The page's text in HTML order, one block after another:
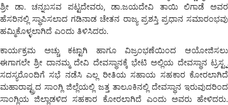
ಶ್ರೀ ಡಾ. ಚನ್ನಬಸವ ಪಟ್ಟದೇವರು, ಡಾ.ಜಯದೇವಿ ತಾಯಿ ಲಿಗಾಡೆ ಅವರ
ಹೆಸರಿನಲ್ಲಿ ಸ್ಥಾಪಿಸಲಾದ ಗಡಿನಾಡ ಚೇತನ ರಾಜ್ಯ ಪ್ರಶಸ್ತಿ ಪ್ರಧಾನ ಸಮಾರಂಭವು
ಹಮ್ಮಿಕೊಳ್ಳಲಾಗಿದೆ ಎಂದು ತಿಳಿಸಿದರು.
ಕಾರ್ಯಕ್ರಮ ಅಚ್ಚು ಕಟ್ಟಾಗಿ ಹಾಗೂ ವಿಜ್ರಂಭಣೆಯಿಂದ ಆಯೋಜಿಸಲು
ಈಗಾಗಲೇ ಶ್ರೀ ದಾನಮ್ಮ ದೇವಿ ದೇವಸ್ಥಾನಕ್ಕೆ ಭೇಟಿ ಅಲ್ಲಿಯ ದೇವಸ್ಥಾನ ಟ್ರಸ್ಟ್ನ
ಸದಸ್ಯರೊಂದಿಗೆ ಸಭೆ ನಡೆಸಿ ಎಲ್ಲ ರೀತಿಯ ಸಹಾಯ ಸಹಕಾರ ಕೋರಲಾಗಿದೆ
ಮಹಾರಾಷ್ಟ್ರದ ಸಾಂಗ್ಲಿ ಜಿಲ್ಲೆಯಲ್ಲಿ ಜತ್ತ ತಾಲೂಕಿನಲ್ಲಿ ದೇವಸ್ಥಾನ ಇರುವುದರಿಂದ
ಸಾಂಗ್ಲಿಯ ಜಿಲ್ಲಾಡಳಿದ ಸಹಕಾರ ಕೋರಲಾಗಿದೆ ಎಂದು ಅವರು ಹೇಳಿದರು.